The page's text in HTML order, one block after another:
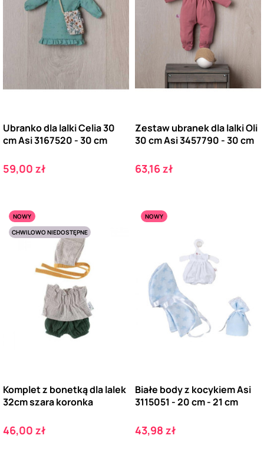
Ubranko dla lalki Celia 30
cm Asi 3167520 - 30 cm
Cena
59,00 zł
Zestaw ubranek dla lalki Oli
30 cm Asi 3457790 - 30 cm
Cena
63,16 zł
NOWY
CHWILOWO NIEDOSTĘPNE
Komplet z bonetką dla lalek
32cm szara koronka
Cena
46,00 zł
NOWY
Białe body z kocykiem Asi
3115051 - 20 cm - 21 cm
Cena
43,98 zł